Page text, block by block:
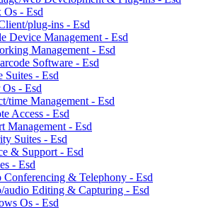
- Esd
plug-ins - Esd
Device Management - Esd
Management - Esd
Software - Esd
Suites - Esd
- Esd
time Management - Esd
Access - Esd
Management - Esd
Suites - Esd
& Support - Esd
- Esd
Conferencing & Telephony - Esd
audio Editing & Capturing - Esd
Os - Esd